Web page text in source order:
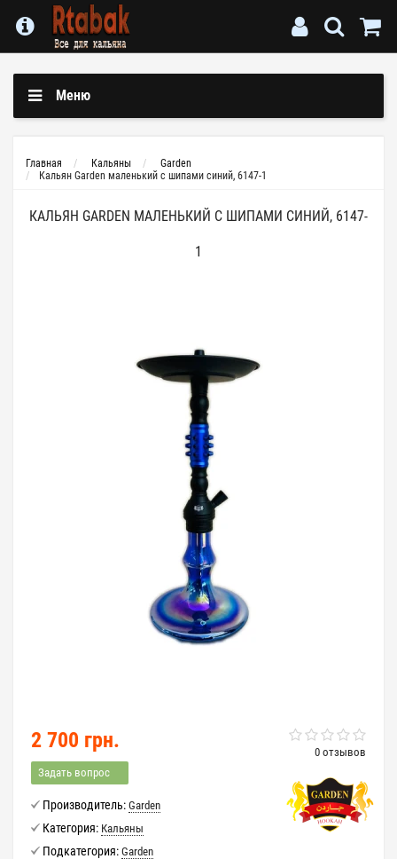
Меню
Главная Кальяны
Garden
Кальян Garden маленький с шипами синий, 6147-1
КАЛЬЯН GARDEN МАЛЕНЬКИЙ С ШИПАМИ СИНИЙ, 6147-
1
0 отзывов
2 700 грн.
Задать вопрос
Производитель: Garden
Категория: Кальяны
Подкатегория: Garden